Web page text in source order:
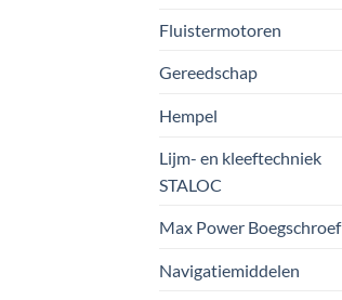
Fluistermotoren
Gereedschap
Hempel
Lijm- en kleeftechniek
STALOC
Max Power Boegschroef
Navigatiemiddelen